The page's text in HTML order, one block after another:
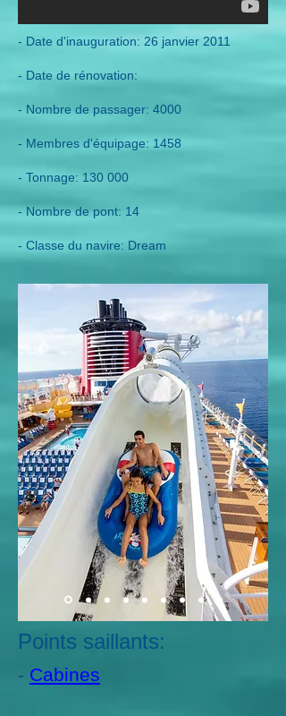
- Date d'inauguration: 26 janvier 2011
- Date de rénovation:
- Nombre de passager: 4000
- Membres d'équipage: 1458
- Tonnage: 130 000
- Nombre de pont: 14
- Classe du navire: Dream
Points saillants:
- Cabines